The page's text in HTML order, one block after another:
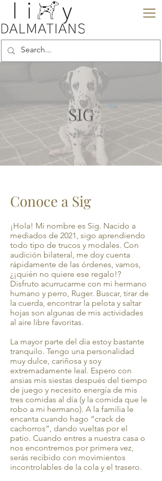
SIG
Conoce a Sig
¡Hola! Mi nombre es Sig. Nacido a
mediados de 2021, sigo aprendiendo
todo tipo de trucos y modales. Con
audición bilateral, me doy cuenta
rápidamente de las órdenes, vamos,
¿¡quién no quiere ese regalo!?
Disfruto acurrucarme con mi hermano
humano y perro, Ruger. Buscar, tirar de
la cuerda, encontrar la pelota y saltar
hojas son algunas de mis actividades
al aire libre favoritas.
La mayor parte del día estoy bastante
tranquilo. Tengo una personalidad
muy dulce, cariñosa y soy
extremadamente leal. Espero con
ansias mis siestas después del tiempo
de juego y necesito energía de mis
tres comidas al día (y la comida que le
robo a mi hermano). A la familia le
encanta cuando hago “crack de
cachorros”, dando vueltas por el
patio. Cuando entres a nuestra casa o
nos encontremos por primera vez,
serás recibido con movimientos
incontrolables de la cola y el trasero.